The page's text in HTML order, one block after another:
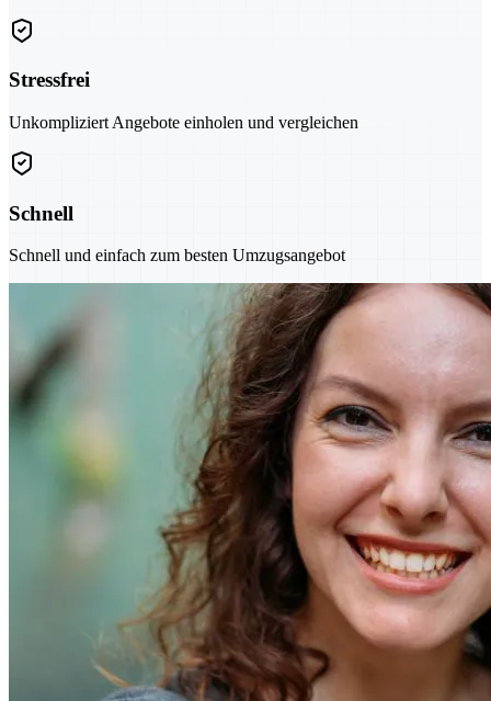
Stressfrei
Unkompliziert Angebote einholen und vergleichen
Schnell
Schnell und einfach zum besten Umzugsangebot